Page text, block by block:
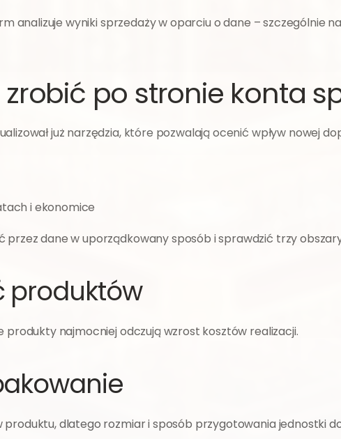
po stronie konta
już narzędzia, które pozwalają ocenić wpływ nowej
i ekonomice
przez dane w uporządkowany sposób i sprawdzić trzy
produktów
najmocniej odczują wzrost kosztów realizacji.
dlatego rozmiar i sposób przygotowania jednostki